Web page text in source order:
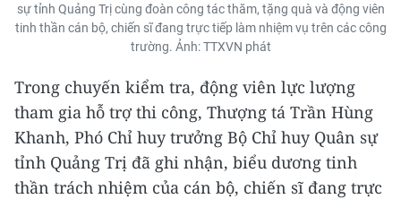
sự tỉnh Quảng Trị cùng đoàn công tác thăm, tặng quà và động viên
tinh thần cán bộ, chiến sĩ đang trực tiếp làm nhiệm vụ trên các công
trường. Ảnh: TTXVN phát
Trong chuyến kiểm tra, động viên lực lượng
tham gia hỗ trợ thi công, Thượng tá Trần Hùng
Khanh, Phó Chỉ huy trưởng Bộ Chỉ huy Quân sự
tỉnh Quảng Trị đã ghi nhận, biểu dương tinh
thần trách nhiệm của cán bộ, chiến sĩ đang trực